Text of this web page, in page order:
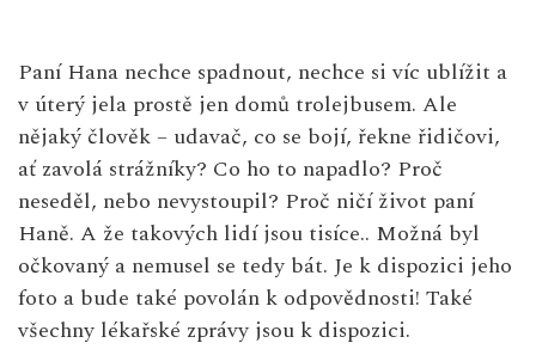
Paní Hana nechce spadnout, nechce si víc ublížit a
v úterý jela prostě jen domů trolejbusem. Ale
nějaký člověk – udavač, co se bojí, řekne řidičovi,
ať zavolá strážníky? Co ho to napadlo? Proč
neseděl, nebo nevystoupil? Proč ničí život paní
Haně. A že takových lidí jsou tisíce.. Možná byl
očkovaný a nemusel se tedy bát. Je k dispozici jeho
foto a bude také povolán k odpovědnosti! Také
všechny lékařské zprávy jsou k dispozici.